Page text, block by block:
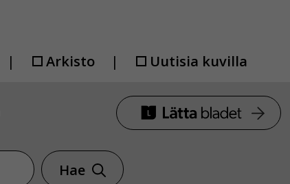
Arkisto Uutisia kuvilla
Hae